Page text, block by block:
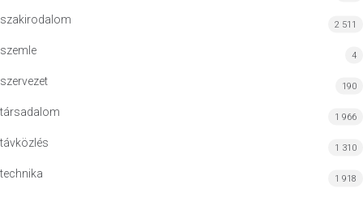
szakirodalom 2 511
szemle 4
szervezet 190
társadalom 1 966
távközlés 1 310
technika 1 918